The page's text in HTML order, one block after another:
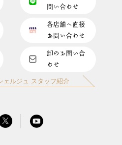
問い合わせ
各店舗へ直接
お問い合わせ
卸のお問い合
わせ
ェルジュ スタッフ紹介